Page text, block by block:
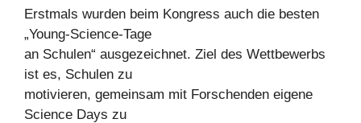
Erstmals wurden beim Kongress auch die besten
„Young-Science-Tage
an Schulen“ ausgezeichnet. Ziel des Wettbewerbs
ist es, Schulen zu
motivieren, gemeinsam mit Forschenden eigene
Science Days zu